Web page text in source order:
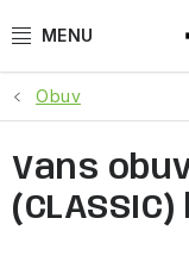
na
ŠPORTY
BEH
BOGNER
Obuv
Vans obuv